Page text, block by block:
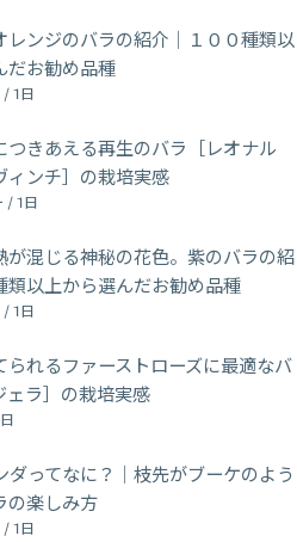
レンジのバラの紹介｜１００種類以
だお勧め品種
1日
つきあえる再生のバラ［レオナル
ィンチ］の栽培実感
/ 1日
が混じる神秘の花色。紫のバラの紹
類以上から選んだお勧め品種
1日
られるファーストローズに最適なバ
ェラ］の栽培実感
ダってなに？｜枝先がブーケのよう
の楽しみ方
1日